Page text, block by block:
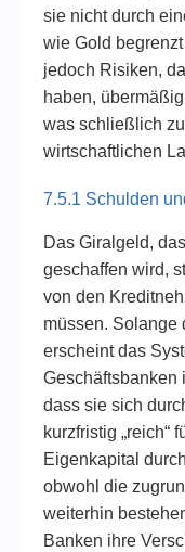
sie nicht durch
wie Gold
jedoch Risiken,
haben,
was schließlich
wirtschaftlichen
7.5.1 Schulden
Das Giralgeld,
geschaffen wird,
von den
müssen. Solange
erscheint das
Geschäftsbanken
dass sie sich
kurzfristig „reich“
Eigenkapital
obwohl die
weiterhin
Banken ihre